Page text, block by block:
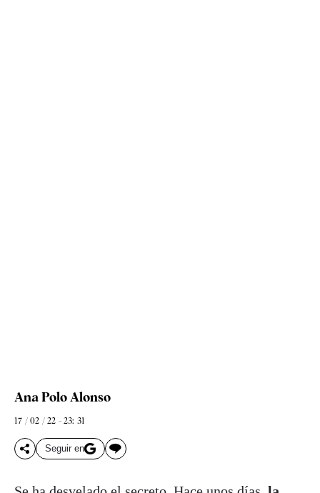
Ana Polo Alonso
17 / 02 / 22 - 23: 31
Seguir en